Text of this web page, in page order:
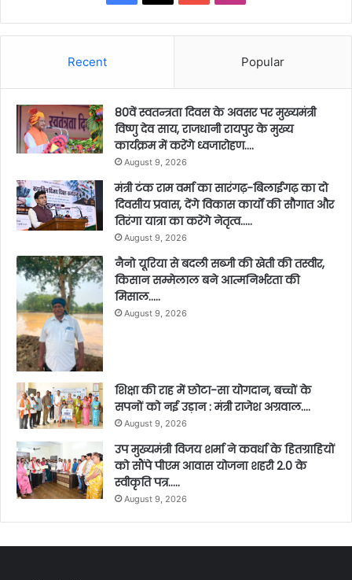
Recent Popular
80वें स्वतन्त्रता दिवस के अवसर पर मुख्यमंत्री
विष्णु देव साय, राजधानी रायपुर के मुख्य
कार्यक्रम में करेंगे ध्वजारोहण….
August 9, 2026
मंत्री टंक राम वर्मा का सारंगढ़-बिलाईगढ़ का दो
दिवसीय प्रवास, देंगे विकास कार्यों की सौगात और
तिरंगा यात्रा का करेंगे नेतृत्व…..
August 9, 2026
नैनो यूरिया से बदली सब्जी की खेती की तस्वीर,
किसान सम्मेलाल बने आत्मनिर्भरता की
मिसाल…..
August 9, 2026
शिक्षा की राह में छोटा-सा योगदान, बच्चों के
सपनों को नई उड़ान : मंत्री राजेश अग्रवाल….
August 9, 2026
उप मुख्यमंत्री विजय शर्मा ने कवर्धा के हितग्राहियों
को सौंपे पीएम आवास योजना शहरी 2.0 के
स्वीकृति पत्र…..
August 9, 2026